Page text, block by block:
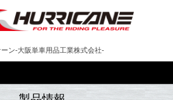
ン-大阪単車用品工業株式会社-